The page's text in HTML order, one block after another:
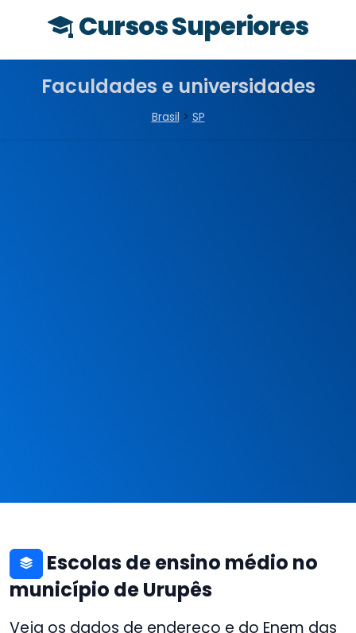
Cursos Superiores
Faculdades e universidades
Brasil > SP
Escolas de ensino médio no
município de Urupês
Veja os dados de endereço e do Enem das